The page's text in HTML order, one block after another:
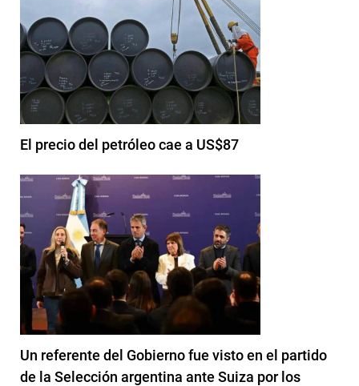
El precio del petróleo cae a US$87
Un referente del Gobierno fue visto en el partido
de la Selección argentina ante Suiza por los